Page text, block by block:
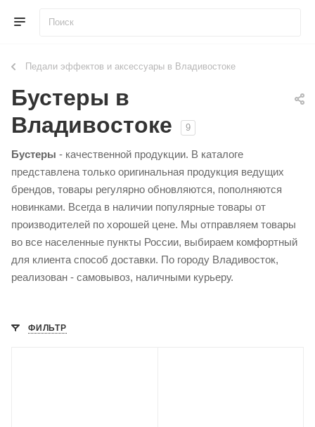
Педали эффектов и аксессуары в Владивостоке
Бустеры в
Владивостоке
9
Бустеры - качественной продукции. В каталоге
представлена только оригинальная продукция ведущих
брендов, товары регулярно обновляются, пополняются
новинками. Всегда в наличии популярные товары от
производителей по хорошей цене. Мы отправляем товары
во все населенные пункты России, выбираем комфортный
для клиента способ доставки. По городу Владивосток,
реализован - самовывоз, наличными курьеру.
ФИЛЬТР